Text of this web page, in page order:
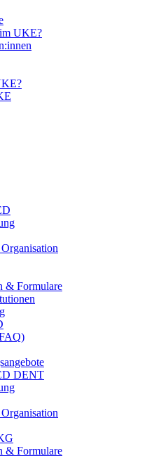
UKE?
& Formulare
DENT
& Formulare